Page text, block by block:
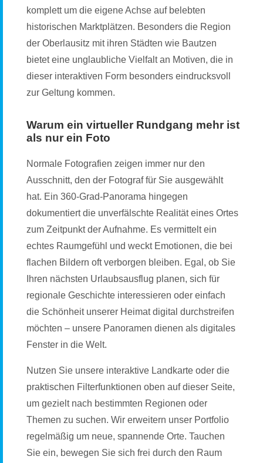
komplett um die eigene Achse auf belebten
historischen Marktplätzen. Besonders die Region
der Oberlausitz mit ihren Städten wie Bautzen
bietet eine unglaubliche Vielfalt an Motiven, die in
dieser interaktiven Form besonders eindrucksvoll
zur Geltung kommen.
Warum ein virtueller Rundgang mehr ist
als nur ein Foto
Normale Fotografien zeigen immer nur den
Ausschnitt, den der Fotograf für Sie ausgewählt
hat. Ein 360-Grad-Panorama hingegen
dokumentiert die unverfälschte Realität eines Ortes
zum Zeitpunkt der Aufnahme. Es vermittelt ein
echtes Raumgefühl und weckt Emotionen, die bei
flachen Bildern oft verborgen bleiben. Egal, ob Sie
Ihren nächsten Urlaubsausflug planen, sich für
regionale Geschichte interessieren oder einfach
die Schönheit unserer Heimat digital durchstreifen
möchten – unsere Panoramen dienen als digitales
Fenster in die Welt.
Nutzen Sie unsere interaktive Landkarte oder die
praktischen Filterfunktionen oben auf dieser Seite,
um gezielt nach bestimmten Regionen oder
Themen zu suchen. Wir erweitern unser Portfolio
regelmäßig um neue, spannende Orte. Tauchen
Sie ein, bewegen Sie sich frei durch den Raum